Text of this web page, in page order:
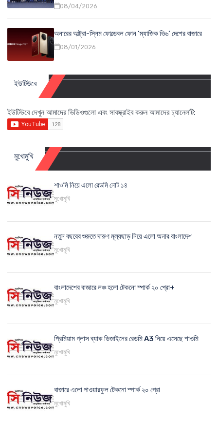
08/04/2026
অনারের আল্ট্রা-স্লিম ফোল্ডেবল ফোন ‘ম্যাজিক ভি৬’ দেশের বাজারে
08/01/2026
ইউটিউবে
ইউটিউবে দেখুন আমাদের ভিডিওগুলো এবং সাবস্ক্রাইব করুন আমাদের চ্যানেলটি:
মুখোমুখি
শাওমি নিয়ে এলো রেডমি নোট ১৪
মুখোমুখি
নতুন বছরের শুরুতে দারুণ মূল্যছাড় নিয়ে এলো অনার বাংলাদেশ
মুখোমুখি
বাংলাদেশের বাজারে লঞ্চ হলো টেকনো স্পার্ক ২০ প্রো+
মুখোমুখি
প্রিমিয়াম গ্লাস ব্যাক ডিজাইনের রেডমি A3 নিয়ে এসেছে শাওমি
মুখোমুখি
বাজারে এলো পাওয়ারফুল টেকনো স্পার্ক ২০ প্রো
মুখোমুখি